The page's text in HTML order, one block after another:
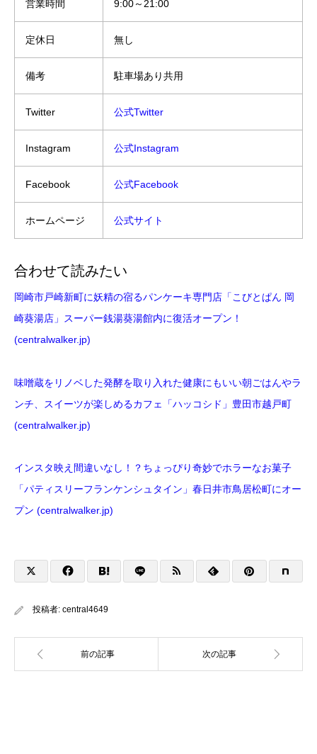
営業時間 9:00～21:00
定休日 無し
備考 駐車場あり共用
Twitter 公式Twitter
Instagram 公式Instagram
Facebook 公式Facebook
ホームページ 公式サイト
合わせて読みたい
岡崎市戸崎新町に妖精の宿るパンケーキ専門店「こびとぱん 岡
崎葵湯店」スーパー銭湯葵湯館内に復活オープン！
(centralwalker.jp)
味噌蔵をリノベした発酵を取り入れた健康にもいい朝ごはんやラ
ンチ、スイーツが楽しめるカフェ「ハッコシド」豊田市越戸町
(centralwalker.jp)
インスタ映え間違いなし！？ちょっぴり奇妙でホラーなお菓子
「パティスリーフランケンシュタイン」春日井市鳥居松町にオー
プン (centralwalker.jp)
投稿者: central4649